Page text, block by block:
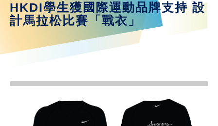
HKDI學生獲國際運動品牌支持 設
計馬拉松比賽「戰衣」